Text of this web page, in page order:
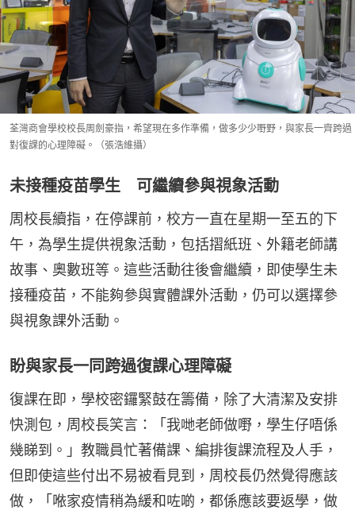
荃灣商會學校校長周劍豪指，希望現在多作準備，做多少少嘢野，與家長一齊跨過
對復課的心理障礙。（張浩維攝）
未接種疫苗學生 可繼續參與視象活動
周校長續指，在停課前，校方一直在星期一至五的下
午，為學生提供視象活動，包括摺紙班、外籍老師講
故事、奧數班等。這些活動往後會繼續，即使學生未
接種疫苗，不能夠參與實體課外活動，仍可以選擇參
與視象課外活動。
盼與家長一同跨過復課心理障礙
復課在即，學校密鑼緊鼓在籌備，除了大清潔及安排
快測包，周校長笑言：「我哋老師做嘢，學生仔唔係
幾睇到。」教職員忙著備課、編排復課流程及人手，
但即使這些付出不易被看見到，周校長仍然覺得應該
做，「𠵱家疫情稍為緩和咗啲，都係應該要返學，做